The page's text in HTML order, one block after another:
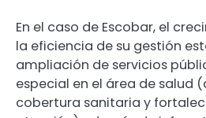
En el caso de Escobar, el
la eficiencia de su gestión
ampliación de servicios
especial en el área de salud
cobertura sanitaria y